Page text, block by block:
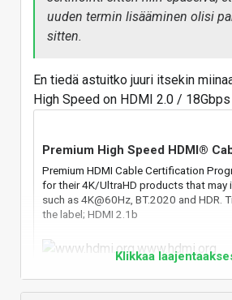
uuden termin lisääminen olisi
sitten.
En tiedä astuitko juuri itsekin
High Speed on HDMI 2.0 / 18Gbps
Premium High Speed HDMI®
Premium HDMI Cable Certification
for their 4K/UltraHD products that may
such as 4K@60Hz, BT.2020 and HDR.
the label; HDMI 2.1b
www.hdmi.org
Ultra High Speed taas sitten on
Klikkaa